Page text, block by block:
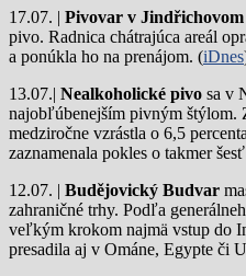
17.07. | Pivovar v
pivo. Radnica chátrajúca areál
a ponúkla ho na prenájom. (iDnes
13.07.| Nealkoholické pivo sa v
najobľúbenejším pivným štýlom.
medziročne vzrástla o 6,5
zaznamenala pokles o takmer
12.07. | Budějovický Budvar
zahraničné trhy. Podľa
veľkým krokom najmä vstup do
presadila aj v Ománe, Egypte či